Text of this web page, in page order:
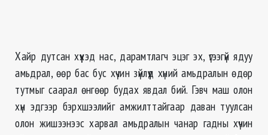
Хайр дутсан хүүхэд нас, дарамтлагч эцэг эх, үгээгүй ядуу
амьдрал, өөр бас бус хүчин зүйлүүд хүний амьдралын өдөр
тутмыг саарал өнгөөр будах явдал бий. Гэвч маш олон
хүн эдгээр бэрхшээлийг амжилттайгаар даван туулсан
олон жишээнээс харвал амьдралын чанар гадны хүчин